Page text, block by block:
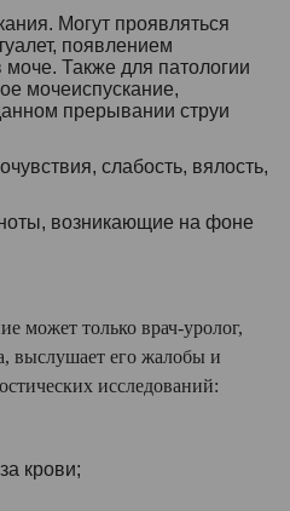
Могут проявляться
появлением
Также для патологии
мочеиспускание,
прерывании струи
слабость, вялость,
возникающие на фоне
может только врач-уролог,
выслушает его жалобы и
исследований:
крови;